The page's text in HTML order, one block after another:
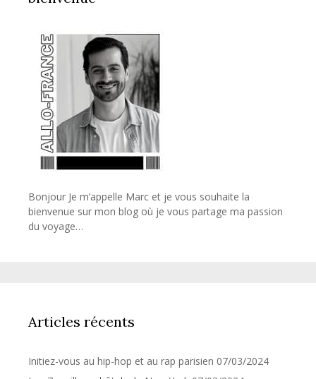
Bonjour Je m’appelle Marc et je vous souhaite la
bienvenue sur mon blog où je vous partage ma passion
du voyage…
Articles récents
Initiez-vous au hip-hop et au rap parisien 07/03/2024